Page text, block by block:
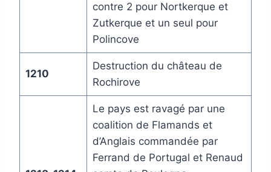
contre 2 pour Nortkerque et
Zutkerque et un seul pour
Polincove
1210
Destruction du château de
Rochirove
Le pays est ravagé par une
coalition de Flamands et
d’Anglais commandée par
Ferrand de Portugal et Renaud